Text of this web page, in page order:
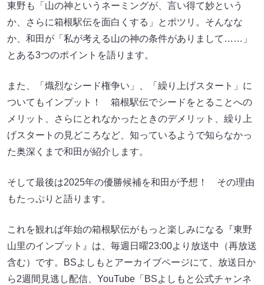
東野も「山の神というネーミングが、言い得て妙という
か、さらに箱根駅伝を面白くする」とポツリ。そんなな
か、和田が「私が考える山の神の条件がありまして……」
とある3つのポイントを語ります。
また、「熾烈なシード権争い」、「繰り上げスタート」に
ついてもインプット！ 箱根駅伝でシードをとることへの
メリット、さらにとれなかったときのデメリット、繰り上
げスタートの見どころなど、知っているようで知らなかっ
た奥深くまで和田が紹介します。
そして最後は2025年の優勝候補を和田が予想！ その理由
もたっぷりと語ります。
これを観れば年始の箱根駅伝がもっと楽しみになる『東野
山里のインプット』は、毎週日曜23:00より放送中（再放送
含む）です。BSよしもとアーカイブページにて、放送日か
ら2週間見逃し配信、YouTube「BSよしもと公式チャンネ